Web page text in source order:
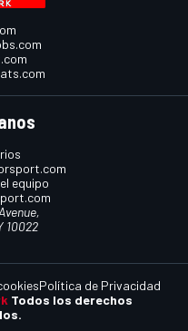
equipo
10022
Todos los derechos
Política de Privacidad